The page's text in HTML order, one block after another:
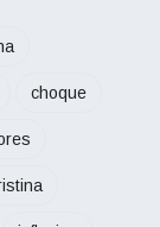
choque